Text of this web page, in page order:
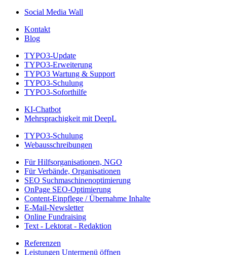
Social Media Wall
Kontakt
Blog
TYPO3-Update
TYPO3-Erweiterung
TYPO3 Wartung & Support
TYPO3-Schulung
TYPO3-Soforthilfe
KI-Chatbot
Mehrsprachigkeit mit DeepL
TYPO3-Schulung
Webausschreibungen
Für Hilfsorganisationen, NGO
Für Verbände, Organisationen
SEO Suchmaschinenoptimierung
OnPage SEO-Optimierung
Content-Einpflege / Übernahme Inhalte
E-Mail-Newsletter
Online Fundraising
Text - Lektorat - Redaktion
Referenzen
Leistungen Untermenü öffnen